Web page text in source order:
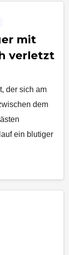
mit
verletzt
der sich am
dem
ein blutiger